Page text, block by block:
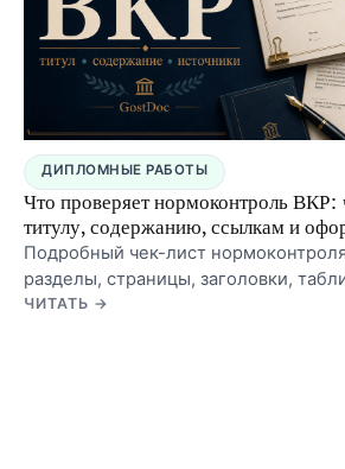
ДИПЛОМНЫЕ РАБОТЫ
Что проверяет нормоконтроль ВКР:
титулу, содержанию, ссылкам и
Подробный чек-лист
разделы, страницы, заголовки,
приложения, ссылки и источники
ЧИТАТЬ →